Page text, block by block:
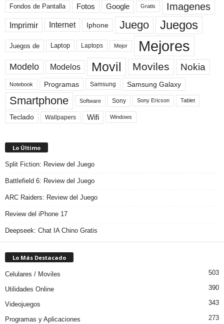
Fondos de Pantalla Fotos Google Gratis Imagenes
Imprimir Internet Iphone Juego Juegos
Juegos de Laptop Laptops Mejor Mejores
Modelo Modelos Movil Moviles Nokia
Notebook Programas Samsung Samsung Galaxy
Smartphone Software Sony Sony Ericson Tablet
Teclado Wallpapers Wifi Windows
Lo Último
Split Fiction: Review del Juego
Battlefield 6: Review del Juego
ARC Raiders: Review del Juego
Review del iPhone 17
Deepseek: Chat IA Chino Gratis
Lo Más Destacado
Celulares / Moviles 503
Utilidades Online 390
Videojuegos 343
Programas y Aplicaciones 273